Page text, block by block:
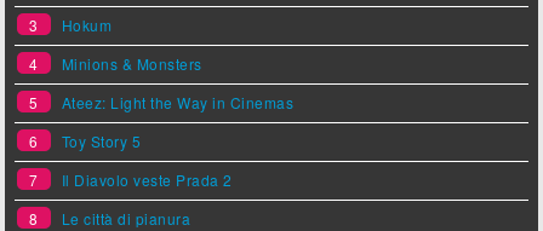
3
Hokum
4
Minions & Monsters
5
Ateez: Light the Way in Cinemas
6
Toy Story 5
7
Il Diavolo veste Prada 2
8
Le città di pianura